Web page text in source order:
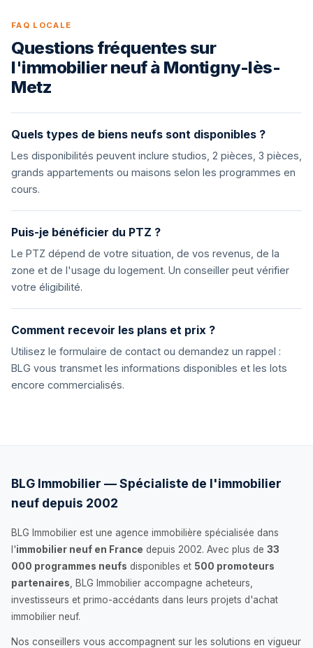
FAQ LOCALE
Questions fréquentes sur
l'immobilier neuf à Montigny-lès-
Metz
Quels types de biens neufs sont disponibles ?
Les disponibilités peuvent inclure studios, 2 pièces, 3 pièces,
grands appartements ou maisons selon les programmes en
cours.
Puis-je bénéficier du PTZ ?
Le PTZ dépend de votre situation, de vos revenus, de la
zone et de l'usage du logement. Un conseiller peut vérifier
votre éligibilité.
Comment recevoir les plans et prix ?
Utilisez le formulaire de contact ou demandez un rappel :
BLG vous transmet les informations disponibles et les lots
encore commercialisés.
BLG Immobilier — Spécialiste de l'immobilier
neuf depuis 2002
BLG Immobilier est une agence immobilière spécialisée dans
l'immobilier neuf en France depuis 2002. Avec plus de 33
000 programmes neufs disponibles et 500 promoteurs
partenaires , BLG Immobilier accompagne acheteurs,
investisseurs et primo-accédants dans leurs projets d'achat
immobilier neuf.
Nos conseillers vous accompagnent sur les solutions en vigueur